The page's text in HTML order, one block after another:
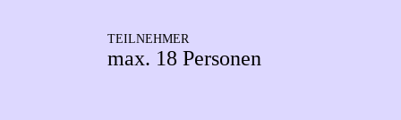
TEILNEHMER
max. 18 Personen